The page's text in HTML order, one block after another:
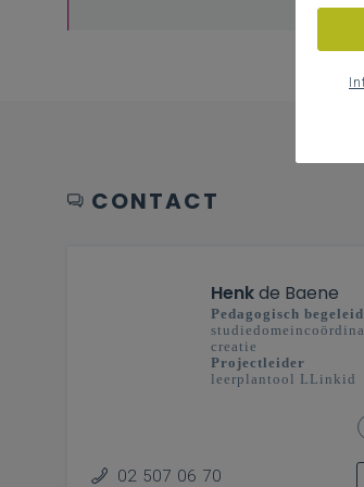
CONTACT
Henkde Baene
Pedagogisch
creatie
Projectleider
leerplantool LLinkid
Ontwikkeling klas en
02 507 06 70